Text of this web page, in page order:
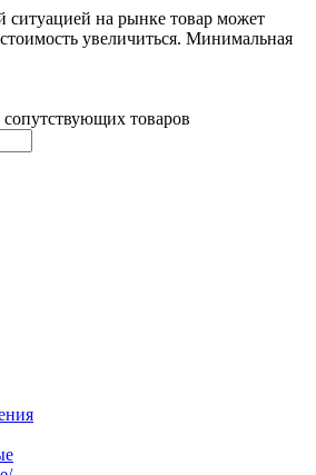
ситуацией на рынке товар может
увеличиться. Минимальная
товаров